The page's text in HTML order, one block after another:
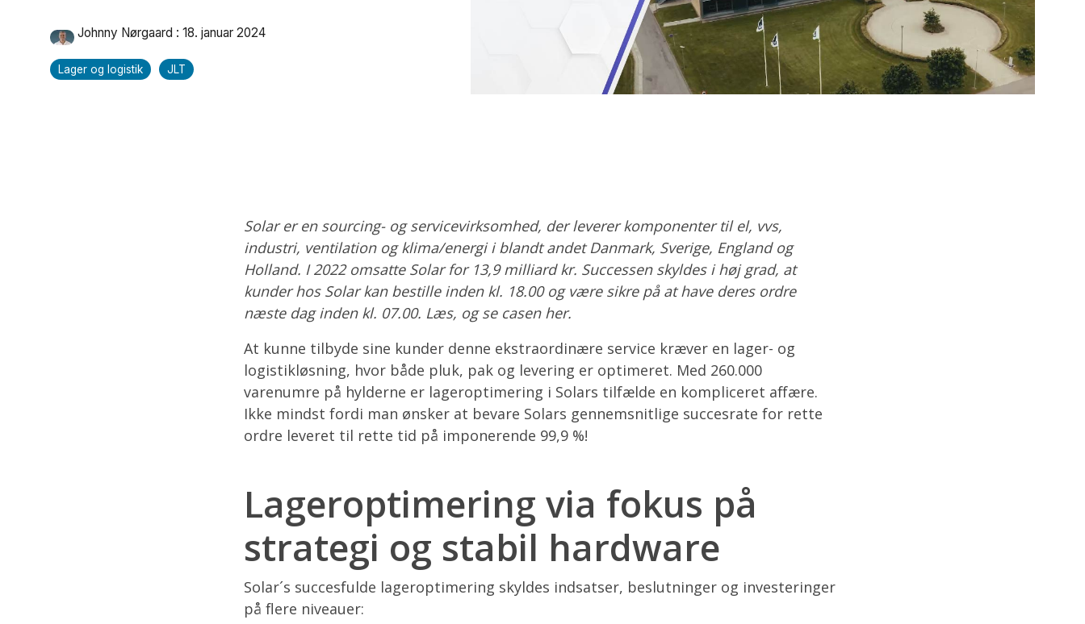
Johnny Nørgaard : 18. januar 2024
Lager og logistik JLT
Solar er en sourcing- og servicevirksomhed, der leverer komponenter til el, vvs,
industri, ventilation og klima/energi i blandt andet Danmark, Sverige, England og
Holland. I 2022 omsatte Solar for 13,9 milliard kr. Successen skyldes i høj grad, at
kunder hos Solar kan bestille inden kl. 18.00 og være sikre på at have deres ordre
næste dag inden kl. 07.00. Læs, og se casen her.
At kunne tilbyde sine kunder denne ekstraordinære service kræver en lager- og
logistikløsning, hvor både pluk, pak og levering er optimeret. Med 260.000
varenumre på hylderne er lageroptimering i Solars tilfælde en kompliceret affære.
Ikke mindst fordi man ønsker at bevare Solars gennemsnitlige succesrate for rette
ordre leveret til rette tid på imponerende 99,9 %!
Lageroptimering via fokus på
strategi og stabil hardware
Solar´s succesfulde lageroptimering skyldes indsatser, beslutninger og investeringer
på flere niveauer: